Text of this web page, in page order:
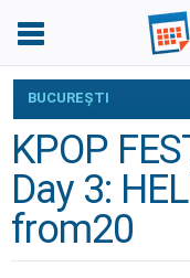
BUCUREŞTI
KPOP
Day 3:
from20